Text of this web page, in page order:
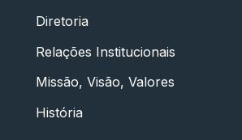
Diretoria
Relações Institucionais
Missão, Visão, Valores
História